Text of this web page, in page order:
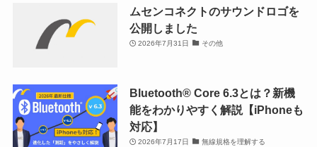
ムセンコネクトのサウンドロゴを
公開しました
2026年7月31日 その他
Bluetooth®︎ Core 6.3とは？新機
能をわかりやすく解説【iPhoneも
対応】
2026年7月17日 無線規格を理解する